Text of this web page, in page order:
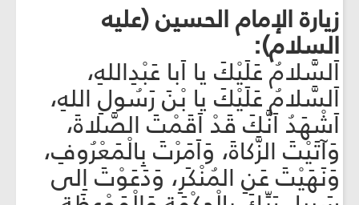
زيارة الإمام الحسين (عليه
السلام):
اَلسَّلامُ عَلَيْكَ يا اَبا عَبْدِاللهِ،
اَلسَّلامُ عَلَيْكَ يا بْنَ رَسُولِ اللهِ،
اَشْهَدُ اَنَّكَ قَدْ اَقَمْتَ الصَّلاةَ،
وَآتَيْتَ الزَّكاةَ، وَاَمَرْتَ بِالْمَعْرُوفِ،
وَنَهَيْتَ عَنِ المُنْكَرِ، وَدَعَوْتَ اِلى